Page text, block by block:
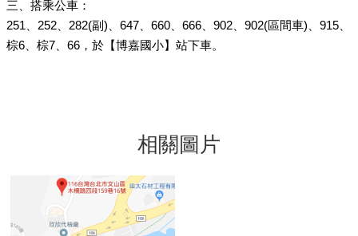
三、搭乘公車：
251、252、282(副)、647、660、666、902、902(區間車)、915、
棕6、棕7、66，於【博嘉國小】站下車。
相關圖片